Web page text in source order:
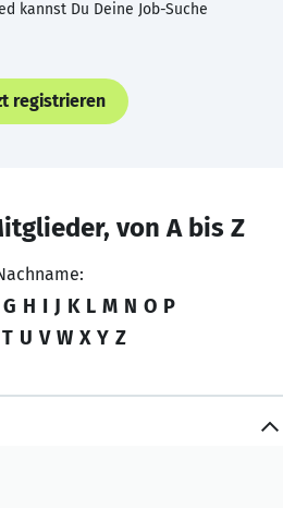
kannst Du Deine Job-Suche
registrieren
von A bis Z
G H I J K L M N O P
T U V W X Y Z